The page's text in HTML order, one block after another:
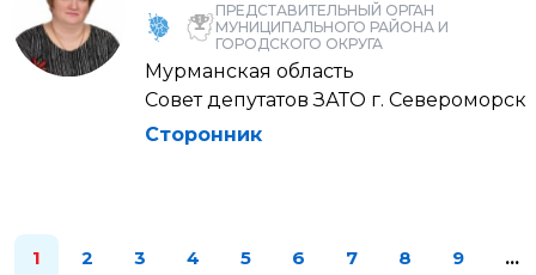
ПРЕДСТАВИТЕЛЬНЫЙ ОРГАН
МУНИЦИПАЛЬНОГО РАЙОНА И
ГОРОДСКОГО ОКРУГА
Мурманская область
Совет депутатов ЗАТО г. Североморск
Сторонник
1 2 3 4 5 6 7 8 9
…